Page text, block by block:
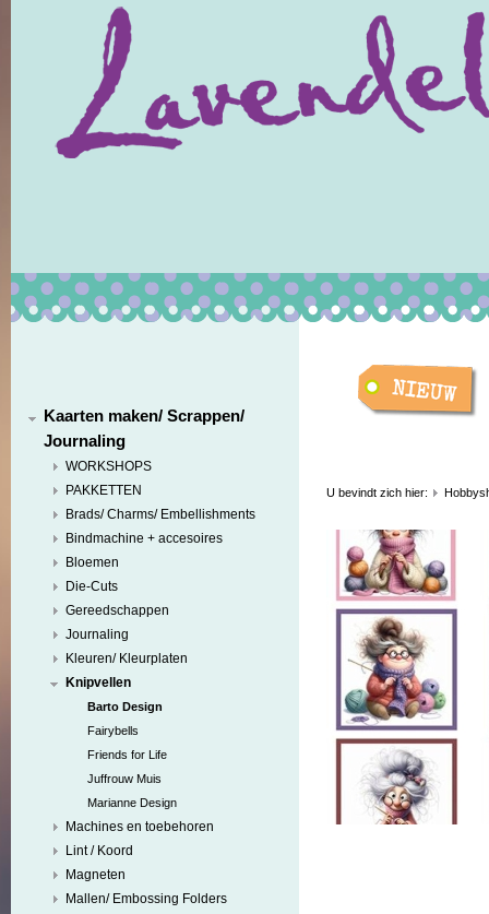
Kaarten maken/ Scrappen/
Journaling
WORKSHOPS
PAKKETTEN
Brads/ Charms/ Embellishments
Bindmachine + accesoires
Bloemen
Die-Cuts
Gereedschappen
Journaling
Kleuren/ Kleurplaten
Knipvellen
Barto Design
Fairybells
Friends for Life
Juffrouw Muis
Marianne Design
Machines en toebehoren
Lint / Koord
Magneten
Mallen/ Embossing Folders
U bevindt zich hier: